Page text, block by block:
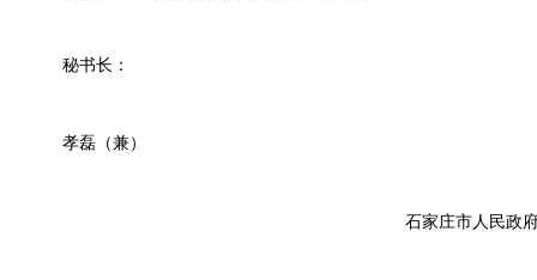
秘书长：
孝磊（兼）
石家庄市人民政